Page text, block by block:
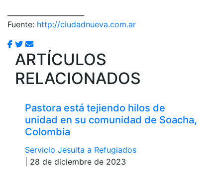
Fuente: http://ciudadnueva.com.ar
ARTÍCULOS
RELACIONADOS
Pastora está tejiendo hilos de
unidad en su comunidad de Soacha,
Colombia
Servicio Jesuita a Refugiados
| 28 de diciembre de 2023